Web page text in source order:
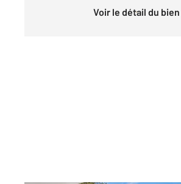
Voir le détail du bien